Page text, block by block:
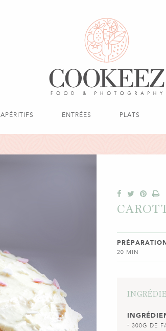
APÉRITIFS ENTRÉES PLATS
PRÉPARATION
20 MIN
300G DE